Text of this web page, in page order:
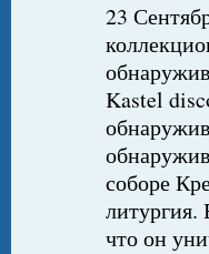
23
Kastel
соборе
литургия.
что он